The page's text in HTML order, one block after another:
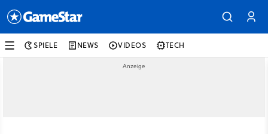
SPIELE NEWS VIDEOS TECH